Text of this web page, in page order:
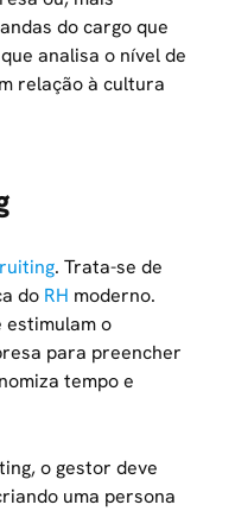
do cargo que
analisa o nível de
relação à cultura
. Trata-se de
do RH moderno.
estimulam o
para preencher
tempo e
o gestor deve
uma persona